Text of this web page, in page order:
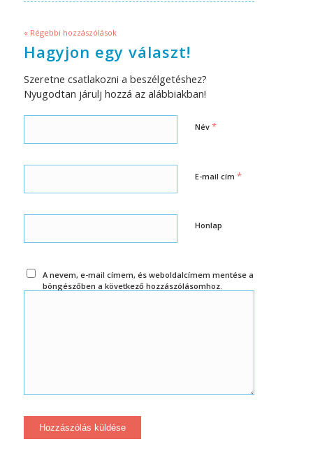
« Régebbi hozzászólások
Hagyjon egy választ!
Szeretne csatlakozni a beszélgetéshez?
Nyugodtan járulj hozzá az alábbiakban!
Név *
E-mail cím *
Honlap
A nevem, e-mail címem, és weboldalcímem mentése a
böngészőben a következő hozzászólásomhoz.